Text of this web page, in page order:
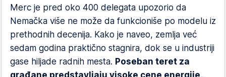
Merc je pred oko 400 delegata upozorio da
Nemačka više ne može da funkcioniše po modelu iz
prethodnih decenija. Kako je naveo, zemlja već
sedam godina praktično stagnira, dok se u industriji
gase hiljade radnih mesta. Poseban teret za
građane predstavljaju visoke cene energije,